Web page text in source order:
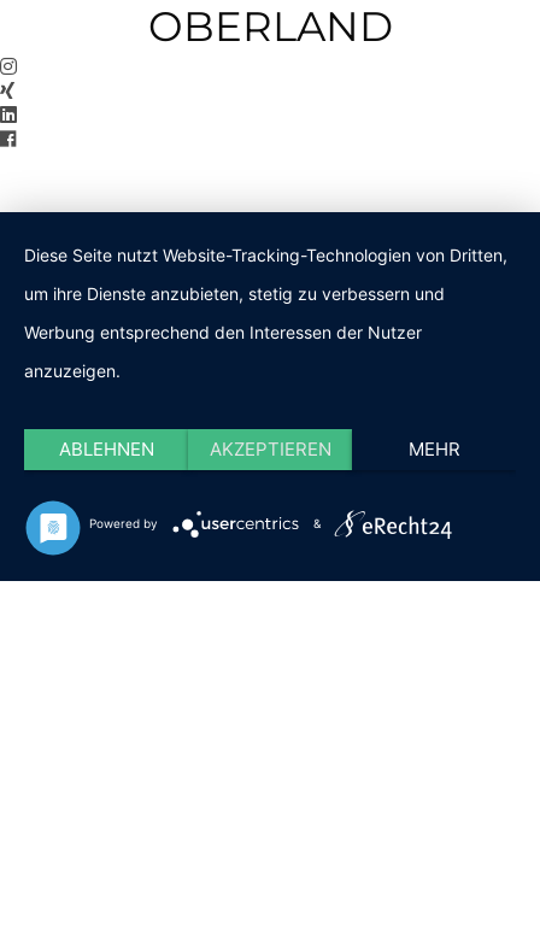
OBERLAND
Diese Seite nutzt Website-Tracking-Technologien von Dritten,
um ihre Dienste anzubieten, stetig zu verbessern und
Werbung entsprechend den Interessen der Nutzer
anzuzeigen.
ABLEHNEN AKZEPTIEREN MEHR
Powered by &